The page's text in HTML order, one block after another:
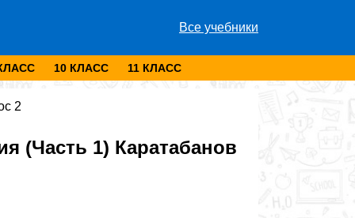
Все учебники
10 КЛАСС 11 КЛАСС
2
(Часть 1) Каратабанов